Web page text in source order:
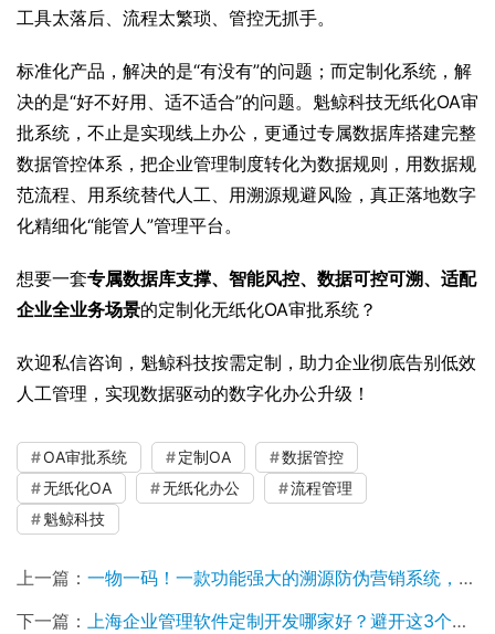
工具太落后、流程太繁琐、管控无抓手。
标准化产品，解决的是“有没有”的问题；而定制化系统，解
决的是“好不好用、适不适合”的问题。魁鲸科技无纸化OA审
批系统，不止是实现线上办公，更通过专属数据库搭建完整
数据管控体系，把企业管理制度转化为数据规则，用数据规
范流程、用系统替代人工、用溯源规避风险，真正落地数字
化精细化“能管人”管理平台。
想要一套专属数据库支撑、智能风控、数据可控可溯、适配
企业全业务场景的定制化无纸化OA审批系统？
欢迎私信咨询，魁鲸科技按需定制，助力企业彻底告别低效
人工管理，实现数据驱动的数字化办公升级！
OA审批系统 定制OA
数据管控
无纸化OA
无纸化办公
流程管理
魁鲸科技
上一篇： 一物一码！一款功能强大的溯源防伪营销系统，到底有多香！
下一篇： 上海企业管理软件定制开发哪家好？避开这3个坑，选对终身受益